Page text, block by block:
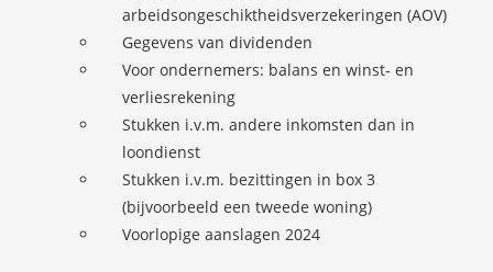
arbeidsongeschiktheidsverzekeringen (AOV)
Gegevens van dividenden
Voor ondernemers: balans en winst- en
verliesrekening
Stukken i.v.m. andere inkomsten dan in
loondienst
Stukken i.v.m. bezittingen in box 3
(bijvoorbeeld een tweede woning)
Voorlopige aanslagen 2024